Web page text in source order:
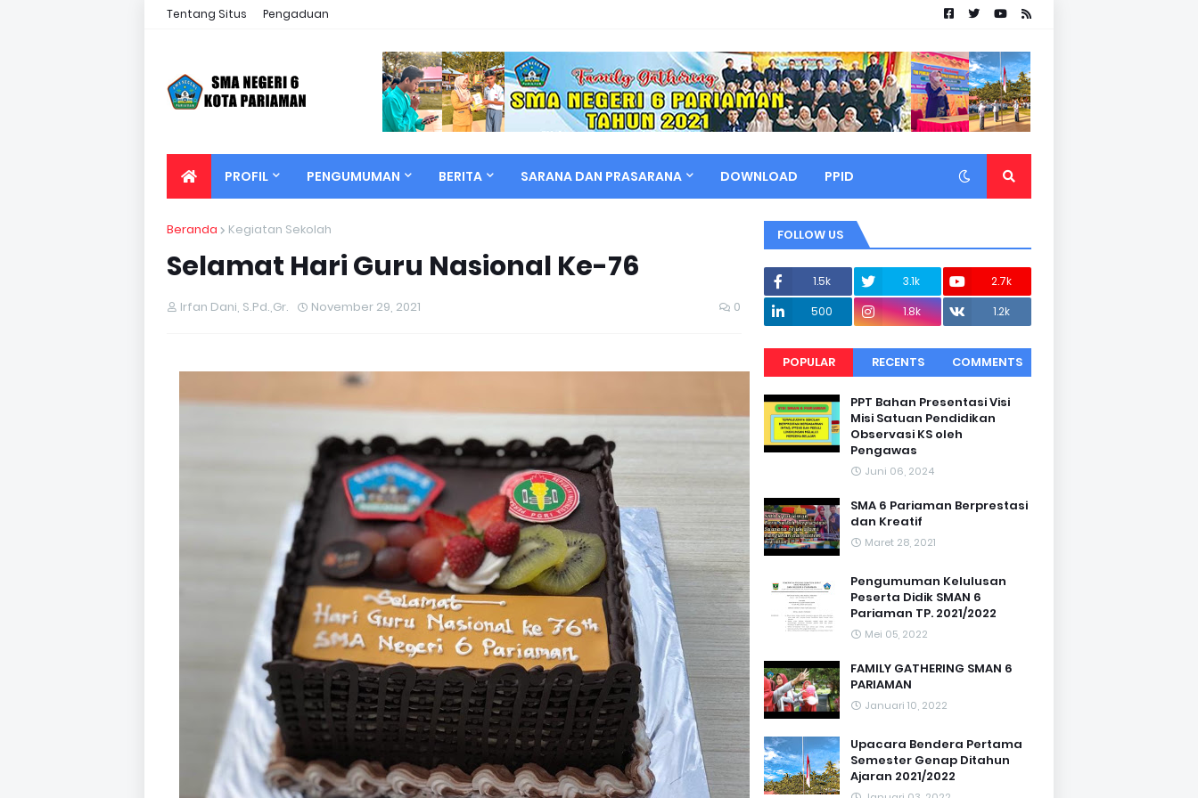
Tentang Situs Pengaduan
PROFIL PENGUMUMAN BERITA SARANA DAN PRASARANA DOWNLOAD PPID
Beranda Kegiatan Sekolah
Selamat Hari Guru Nasional Ke-76
Irfan Dani, S.Pd.,Gr. November 29, 2021 0
FOLLOW US
1.5k 3.1k
2.7k
500
1.8k 1.2k
POPULAR RECENTS COMMENTS
PPT Bahan Presentasi Visi
Misi Satuan Pendidikan
Observasi KS oleh
Pengawas
Juni 06, 2024
SMA 6 Pariaman Berprestasi
dan Kreatif
Maret 28, 2021
Pengumuman Kelulusan
Peserta Didik SMAN 6
Pariaman TP. 2021/2022
Mei 05, 2022
FAMILY GATHERING SMAN 6
PARIAMAN
Januari 10, 2022
Upacara Bendera Pertama
Semester Genap Ditahun
Ajaran 2021/2022